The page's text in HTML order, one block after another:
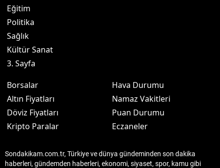
Eğitim
Politika
Sağlık
Kültür Sanat
3. Sayfa
Borsalar
Altın Fiyatları
Döviz Fiyatları
Kripto Paralar
Hava Durumu
Namaz Vakitleri
Puan Durumu
Eczaneler
Sondakikam.com.tr, Türkiye ve dünya gündeminden son dakika
haberleri, gündemden haberleri, ekonomi, siyaset, spor, kamu gibi